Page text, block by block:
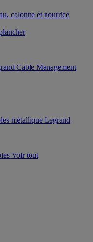
colonne et nourrice
Cable Management
métallique Legrand
Voir tout